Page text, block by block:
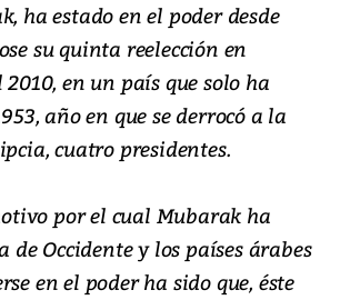
ha estado en el poder desde
su quinta reelección en
en un país que solo ha
año en que se derrocó a la
cuatro presidentes.
por el cual Mubarak ha
Occidente y los países árabes
en el poder ha sido que, éste